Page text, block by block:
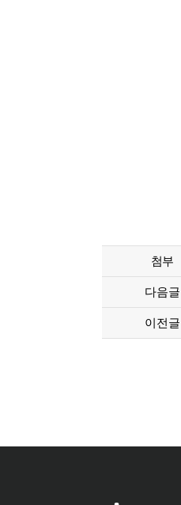
첨부
다음글
이전글